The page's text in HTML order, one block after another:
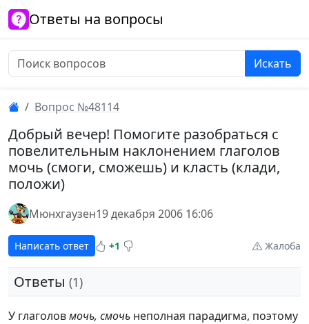
Ответы на вопросы
Искать
Вопрос №48114
Добрый вечер! Помогите разобраться с
повелительным наклонением глаголов
мочь (смоги, сможешь) и класть (клади,
положи)
Мюнхгаузен19 декабря 2006 16:06
Написать ответ +1 Жалоба
Ответы (1)
У глаголовмочь, смочь неполная парадигма, поэтому